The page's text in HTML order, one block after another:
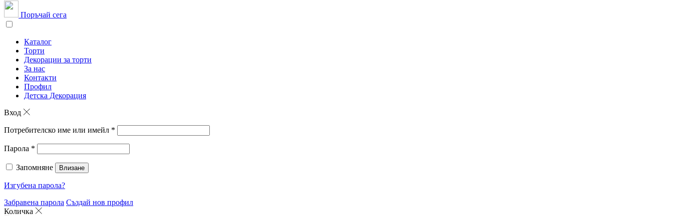
Поръчай сега
Каталог
Торти
Декорации за торти
За нас
Контакти
Профил
Детска Декорация
Вход
Потребителско име или имейл *
Парола *
Запомняне Влизане
Изгубена парола?
Забравена парола Създай нов профил
Количка